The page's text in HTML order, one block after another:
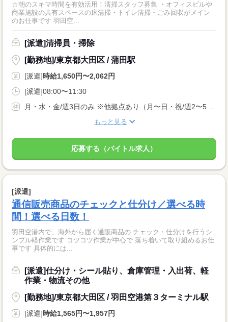
☆朝のスキマ時間を有効活用！清掃スタッフ募集 ・オフィスビルや
商業施設の共有スペースの床清掃・トイレ清掃・ごみ回収がメイン
のお仕事です 羽田空...
[派遣]清掃員・掃除
[勤務地]/東京都大田区 / 蒲田駅
[派遣]時給1,650円〜2,062円
[派遣]08:00〜11:30
月・水・金/週3日のみ ※他拠点あり（月〜日・祝/週2〜5日）
もっと見る
応募する（バイトル求人）
[派遣]
通信販売商品のチェックと仕分け／選べる時
間！選べる日数！
羽田空港内で、海外から届く通販商品の チェック・仕分けを行うシ
ンプル軽作業です コツコツ作業が中心で 落ち着いて取り組めるお仕
事です 具体的には...
[派遣]仕分け・シール貼り、倉庫管理・入出荷、軽
作業・物流その他
[勤務地]/東京都大田区 / 羽田空港第３ターミナル駅
[派遣]時給1,565円〜1,957円